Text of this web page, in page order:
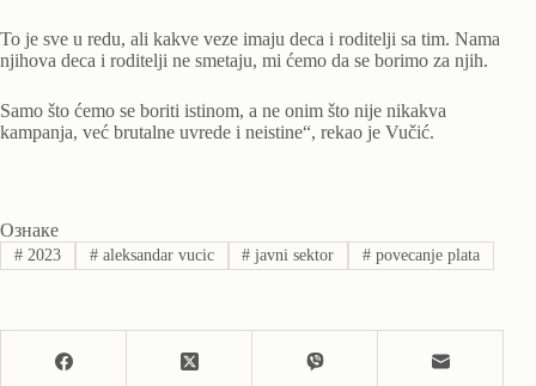
To je sve u redu, ali kakve veze imaju deca i roditelji sa tim. Nama
njihova deca i roditelji ne smetaju, mi ćemo da se borimo za njih.
Samo što ćemo se boriti istinom, a ne onim što nije nikakva
kampanja, već brutalne uvrede i neistine“, rekao je Vučić.
Ознаке
#2023 #aleksandar vucic # javni sektor # povecanje plata